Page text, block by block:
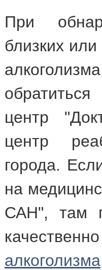
При
близких
центр
центр
города.
на
САН", там
алкоголизма